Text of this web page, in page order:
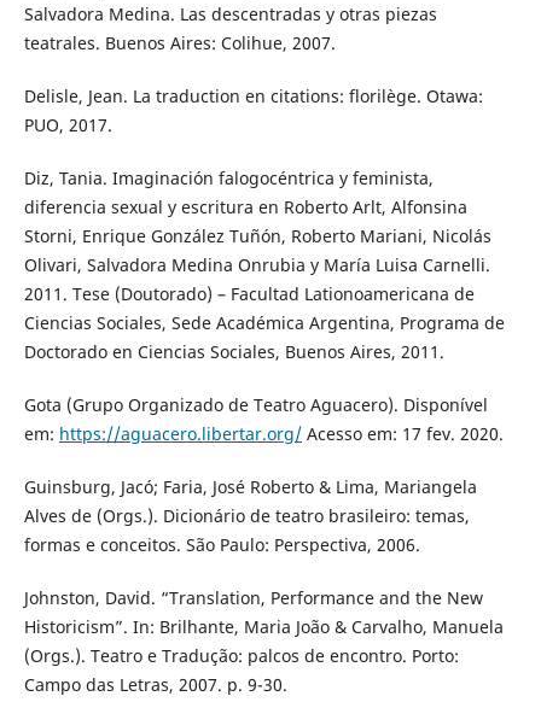
Salvadora Medina. Las descentradas y otras piezas
teatrales. Buenos Aires: Colihue, 2007.
Delisle, Jean. La traduction en citations: florilège. Otawa:
PUO, 2017.
Diz, Tania. Imaginación falogocéntrica y feminista,
diferencia sexual y escritura en Roberto Arlt, Alfonsina
Storni, Enrique González Tuñón, Roberto Mariani, Nicolás
Olivari, Salvadora Medina Onrubia y María Luisa Carnelli.
2011. Tese (Doutorado) – Facultad Lationoamericana de
Ciencias Sociales, Sede Académica Argentina, Programa de
Doctorado en Ciencias Sociales, Buenos Aires, 2011.
Gota (Grupo Organizado de Teatro Aguacero). Disponível
em: https://aguacero.libertar.org/Acesso em: 17 fev. 2020.
Guinsburg, Jacó; Faria, José Roberto & Lima, Mariangela
Alves de (Orgs.). Dicionário de teatro brasileiro: temas,
formas e conceitos. São Paulo: Perspectiva, 2006.
Johnston, David. “Translation, Performance and the New
Historicism”. In: Brilhante, Maria João & Carvalho, Manuela
(Orgs.). Teatro e Tradução: palcos de encontro. Porto:
Campo das Letras, 2007. p. 9-30.